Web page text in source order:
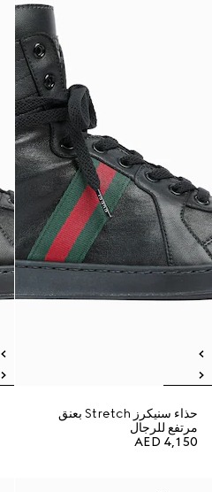
حذاء سنيكرز Stretch بعنق
مرتفع للرجال
AED 4,150